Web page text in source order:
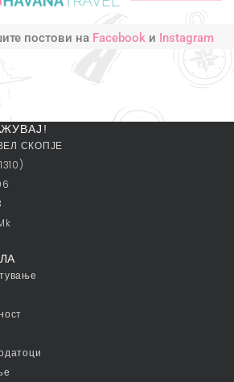
постови на Facebook и Instagram
СКОПЈЕ